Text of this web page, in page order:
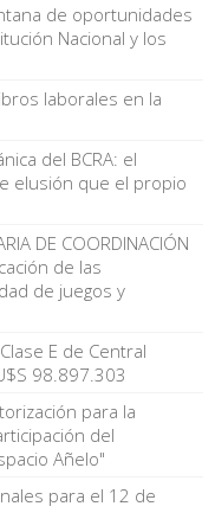
de oportunidades
Nacional y los
laborales en la
del BCRA: el
elusión que el propio
DE COORDINACIÓN
de las
de juegos y
E de Central
98.897.303
para la
del
Añelo"
para el 12 de